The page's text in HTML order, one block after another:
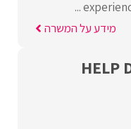
מידע על המשרה
HELP